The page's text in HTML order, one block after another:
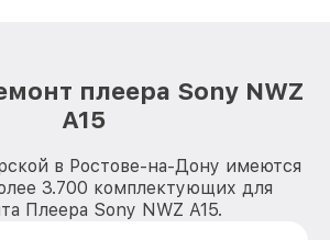
плеера Sony NWZ
A15
в Ростове-на-Дону имеются
3.700 комплектующих для
Плеера Sony NWZ A15.